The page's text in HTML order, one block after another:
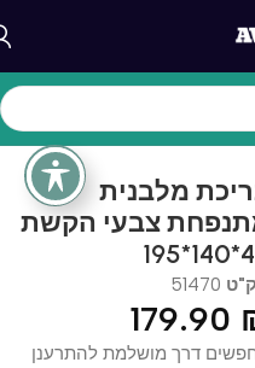
מלבנית
צבעי הקשת
51470
179.90
דרך מושלמת להתרענן